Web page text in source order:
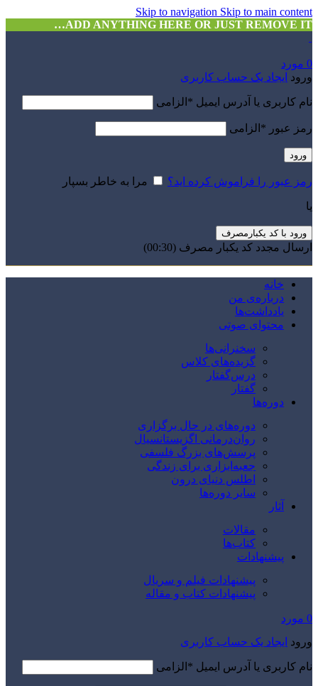
Skip to navigation Skip to main content
ADD ANYTHING HERE OR JUST REMOVE IT…
0 مورد
ورود ایجاد یک حساب کاربری
نام کاربری یا آدرس ایمیل * الزامی
رمز عبور * الزامی
ورود
رمز عبور را فراموش کرده اید؟ مرا به خاطر بسپار
یا
ورود با کد یکبارمصرف
ارسال مجدد کد یکبار مصرف (00:
30
)
خانه
درباره‌ی من
یادداشت‌ها
محتوای صوتی
سخنرانی‌ها
گزیده‌های کلاس
درس‌گفتار
گفتار
دوره‌ها
دوره‌های در حال برگزاری
روان‌درمانی اگزیستانسیال
پرسش‌های بزرگ فلسفی
جعبه‌ابزاری برای زندگی
اطلس دنیای درون
سایر دوره‌ها
آثار
مقالات
کتاب‌ها
پیشنهادات
پیشنهادات فیلم و سریال
پیشنهادات کتاب و مقاله
0 مورد
ورود ایجاد یک حساب کاربری
نام کاربری یا آدرس ایمیل * الزامی